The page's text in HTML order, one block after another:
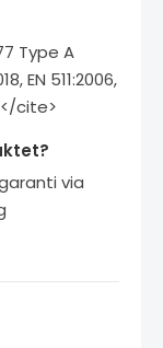
Type A
EN 511:2006,
cite>
via